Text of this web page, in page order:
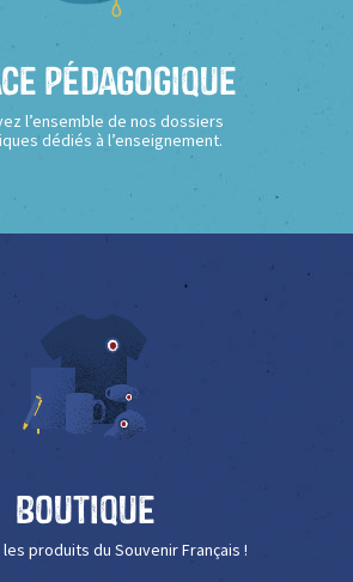
Pédagogique
l’ensemble de nos dossiers
dédiés à l’enseignement.
Boutique
produits du Souvenir Français !